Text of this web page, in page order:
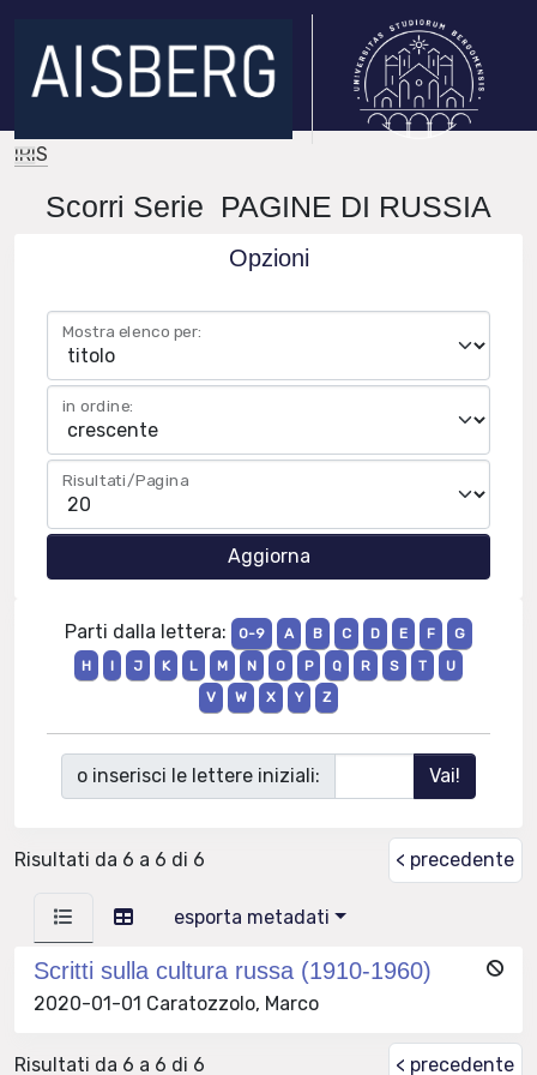
IRIS
Scorri Serie PAGINE DI RUSSIA
Opzioni
Mostra elenco per:
in ordine:
Risultati/Pagina
Parti dalla lettera: 0-9 A B C D E F
G
H
I J K L M N O P Q R S T
U
V
W X Y Z
o inserisci le lettere iniziali:
Risultati da 6 a 6 di 6 < precedente
esporta metadati
Scritti sulla cultura russa (1910-1960)
2020-01-01 Caratozzolo, Marco
Risultati da 6 a 6 di 6 < precedente